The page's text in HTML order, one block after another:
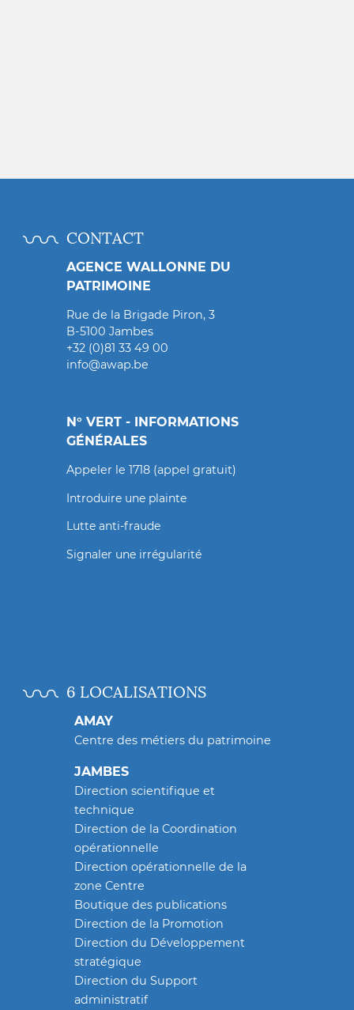
CONTACT
AGENCE WALLONNE DU
PATRIMOINE
Rue de la Brigade Piron, 3
B-5100 Jambes
+32 (0)81 33 49 00
info@awap.be
N° VERT - INFORMATIONS
GÉNÉRALES
Appeler le 1718 (appel gratuit)
Introduire une plainte
Lutte anti-fraude
Signaler une irrégularité
6 LOCALISATIONS
AMAY
Centre des métiers du patrimoine
JAMBES
Direction scientifique et
technique
Direction de la Coordination
opérationnelle
Direction opérationnelle de la
zone Centre
Boutique des publications
Direction de la Promotion
Direction du Développement
stratégique
Direction du Support
administratif